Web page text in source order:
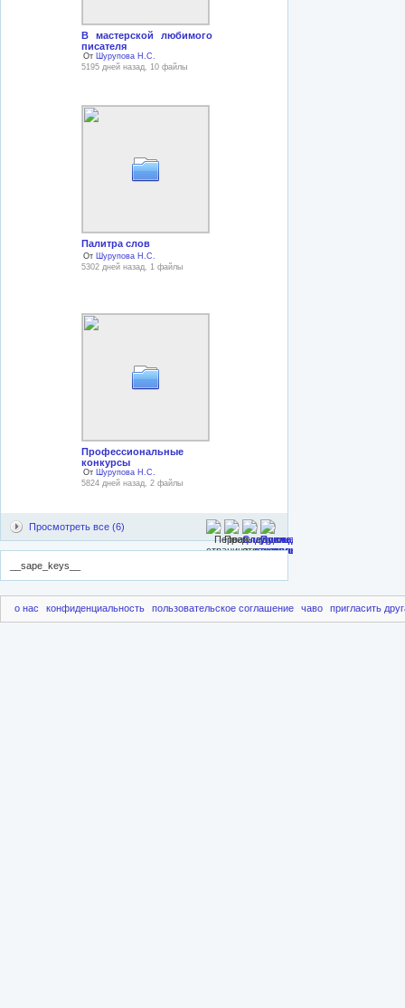
В мастерской любимого
писателя
От Шурупова Н.С.
5195 дней назад, 10 файлы
Палитра слов
От Шурупова Н.С.
5302 дней назад, 1 файлы
Профессиональные
конкурсы
От Шурупова Н.С.
5824 дней назад, 2 файлы
Просмотреть все (6)
__sape_keys__
о нас конфиденциальность пользовательское соглашение чаво пригласить